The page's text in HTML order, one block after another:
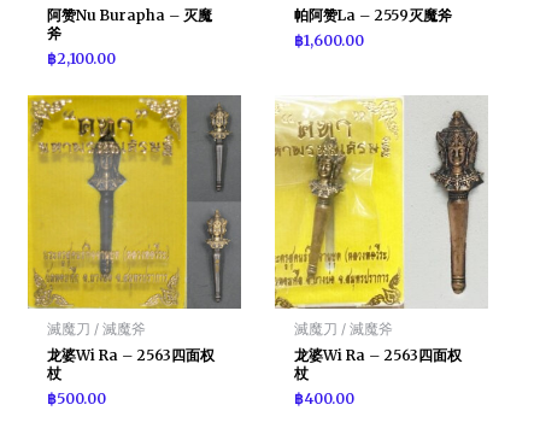
阿赞Nu Burapha – 灭魔
斧
฿2,100.00
帕阿赞La – 2559灭魔斧
฿1,600.00
滅魔刀 / 滅魔斧
龙婆Wi Ra – 2563四面权
杖
฿500.00
滅魔刀 / 滅魔斧
龙婆Wi Ra – 2563四面权
杖
฿400.00